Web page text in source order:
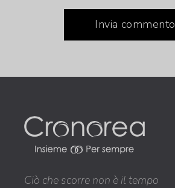
Invia commento
Ciò che scorre non è il tempo